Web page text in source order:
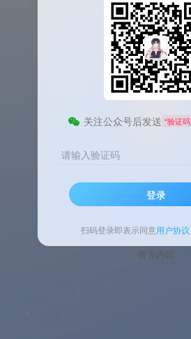
暂无内容
关注公众号后发送 “验证码
请输入验证码
登录
扫码登录即表示同意用户协议